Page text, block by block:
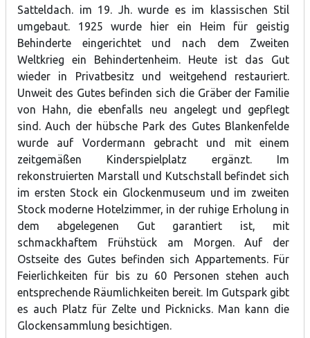
Satteldach. im 19. Jh. wurde es im klassischen Stil
umgebaut. 1925 wurde hier ein Heim für geistig
Behinderte eingerichtet und nach dem Zweiten
Weltkrieg ein Behindertenheim. Heute ist das Gut
wieder in Privatbesitz und weitgehend restauriert.
Unweit des Gutes befinden sich die Gräber der Familie
von Hahn, die ebenfalls neu angelegt und gepflegt
sind. Auch der hübsche Park des Gutes Blankenfelde
wurde auf Vordermann gebracht und mit einem
zeitgemäßen Kinderspielplatz ergänzt. Im
rekonstruierten Marstall und Kutschstall befindet sich
im ersten Stock ein Glockenmuseum und im zweiten
Stock moderne Hotelzimmer, in der ruhige Erholung in
dem abgelegenen Gut garantiert ist, mit
schmackhaftem Frühstück am Morgen. Auf der
Ostseite des Gutes befinden sich Appartements. Für
Feierlichkeiten für bis zu 60 Personen stehen auch
entsprechende Räumlichkeiten bereit. Im Gutspark gibt
es auch Platz für Zelte und Picknicks. Man kann die
Glockensammlung besichtigen.